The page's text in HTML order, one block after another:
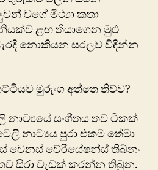
වගේ මිථ්‍යා කතා
ළඟ තියාගෙන මුළු
නොකියන සරලව විඳින්න
මුරුංග අත්තෙ තිව්ව?
නාට්‍යයේ සංගීතය තව ටිකක්
නාට්‍යය පුරා එකම තේමා
වෙනස් වේරියේෂන්ස් තිබ්නං
සිරා වැඩක් කරන්න තිබුන.